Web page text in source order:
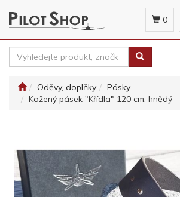
0
Oděvy, doplňky
Pásky
Kožený pásek "Křídla" 120 cm, hnědý